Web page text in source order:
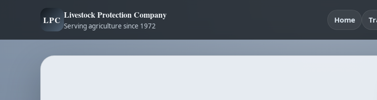
LPC Livestock Protection Company
Serving agriculture since 1972
Home